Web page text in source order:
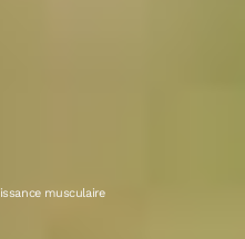
musculaire